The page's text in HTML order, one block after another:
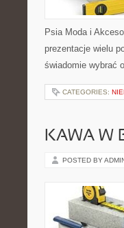
Psia Moda i
prezentacje wielu
świadomie wybrać
CATEGORIES:
KAWA W
POSTED BY